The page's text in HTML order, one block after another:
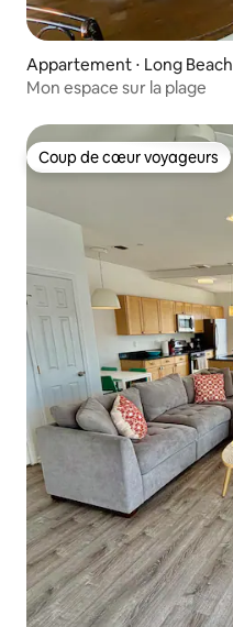
Appartement ⋅ Long Beach
Mon espace sur la plage
Coup de cœur voyageurs
Coup de cœur voyageurs